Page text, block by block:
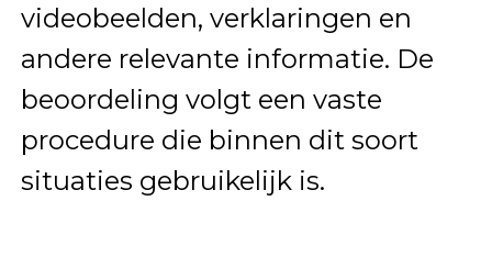
videobeelden, verklaringen en
andere relevante informatie. De
beoordeling volgt een vaste
procedure die binnen dit soort
situaties gebruikelijk is.